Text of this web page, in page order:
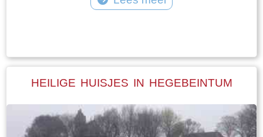
toegang tot het park Jongemastate. In het
aub”. Het is de moeite waard om het park eens
heeft. Grote brokken zandsteen liggen her en
der verspreid door het park alsof er een enorme
HEILIGE HUISJES IN HEGEBEINTUM